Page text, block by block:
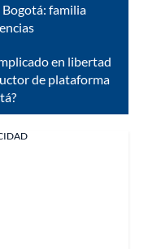
Bogotá: familia
en libertad
de plataforma